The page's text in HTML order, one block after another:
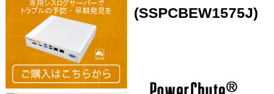
(SSPCBEW1575J)